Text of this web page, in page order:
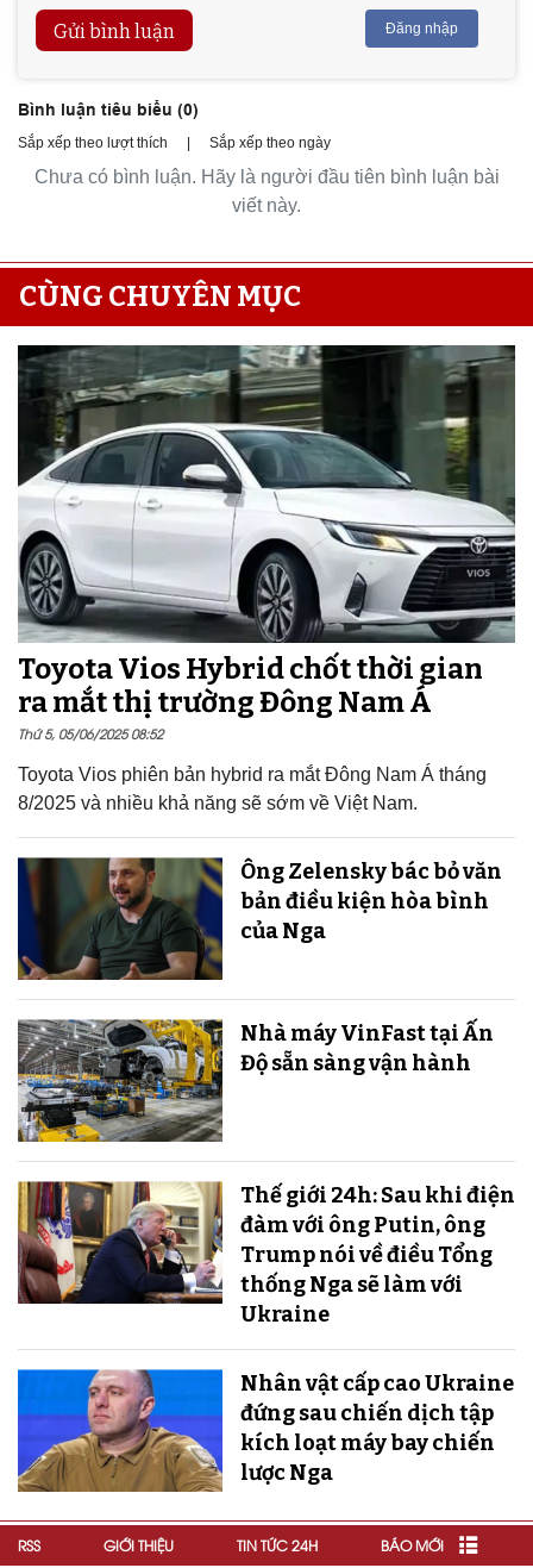
Gửi bình luận Đăng nhập
Bình luận tiêu biểu (0)
Sắp xếp theo lượt thích | Sắp xếp theo ngày
Chưa có bình luận. Hãy là người đầu tiên bình luận bài
viết này.
CÙNG CHUYÊN MỤC
Toyota Vios Hybrid chốt thời gian
ra mắt thị trường Đông Nam Á
Thứ 5, 05/06/2025 08:52
Toyota Vios phiên bản hybrid ra mắt Đông Nam Á tháng
8/2025 và nhiều khả năng sẽ sớm về Việt Nam.
Ông Zelensky bác bỏ văn
bản điều kiện hòa bình
của Nga
Nhà máy VinFast tại Ấn
Độ sẵn sàng v​​​​​​​ận hành
Thế giới 24h: Sau khi điện
đàm với ông Putin, ông
Trump nói về điều Tổng
thống Nga sẽ làm với
Ukraine
Nhân vật cấp cao Ukraine
đứng sau chiến dịch tập
kích loạt máy bay chiến
lược Nga
RSS GIỚI THIỆU TIN TỨC 24H BÁO MỚI